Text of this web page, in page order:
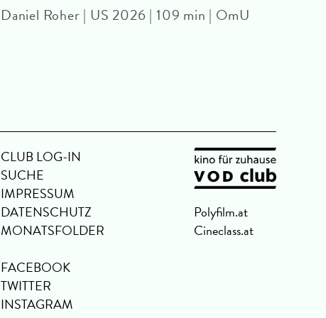
Daniel Roher | US 2026 | 109 min | OmU
CLUB LOG-IN
SUCHE
IMPRESSUM
DATENSCHUTZ
MONATSFOLDER
FACEBOOK
TWITTER
INSTAGRAM
Polyfilm.at
Cineclass.at